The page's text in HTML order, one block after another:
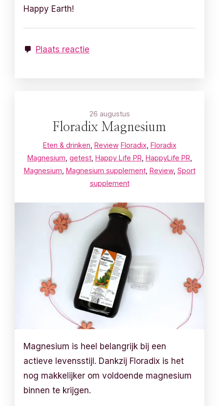
Happy Earth!
Plaats reactie
26 augustus
Floradix Magnesium
Eten & drinken Review Floradix Floradix
Magnesium getest, Happy Life PR HappyLife PR
Magnesium Magnesium supplement, Review, Sport
supplement
Magnesium is heel belangrijk bij een
actieve levensstijl. Dankzij Floradix is het
nog makkelijker om voldoende magnesium
binnen te krijgen.